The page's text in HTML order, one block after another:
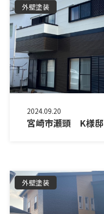
外壁塗装
2024.09.20
宮崎市瀬頭 K様邸
外壁塗装